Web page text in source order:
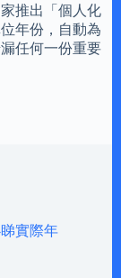
推出「個人化
年份，自動為
任何一份重要
實際年